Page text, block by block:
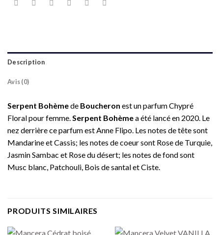
Description
Avis (0)
Serpent Bohèmede Boucheron est un parfum Chypré
Floral pour femme.Serpent Bohèmea été lancé en 2020. Le
nez derrière ce parfum est Anne Flipo. Les notes de tête sont
Mandarine et Cassis; les notes de coeur sont Rose de Turquie,
Jasmin Sambac et Rose du désert; les notes de fond sont
Musc blanc, Patchouli, Bois de santal et Ciste.
PRODUITS SIMILAIRES